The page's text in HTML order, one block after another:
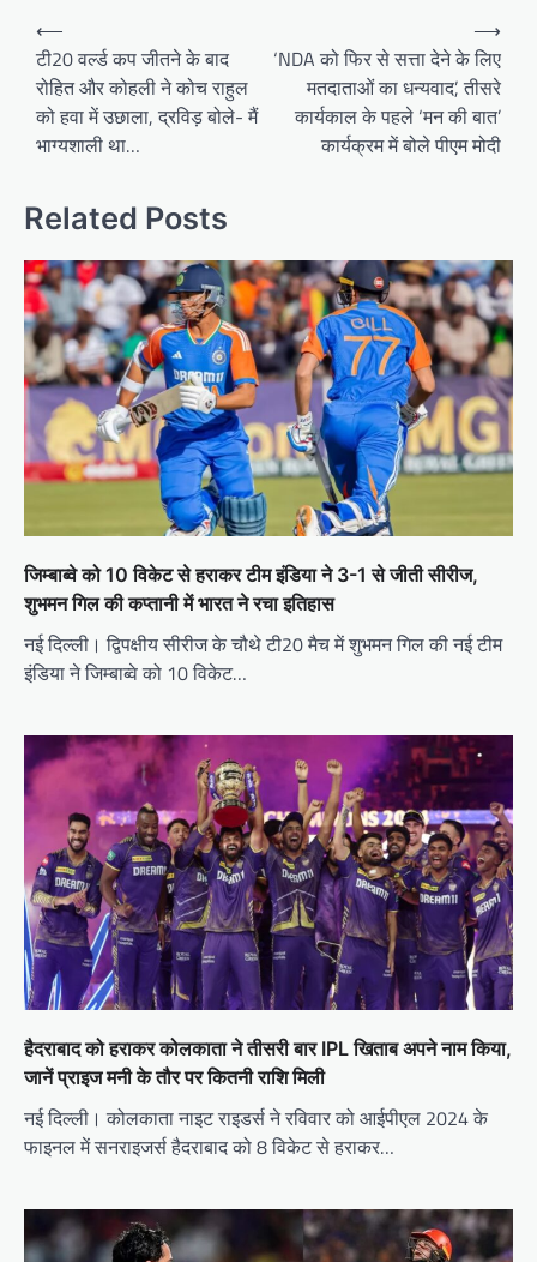
Post
navigation
⟵
टी20 वर्ल्ड कप जीतने के बाद
रोहित और कोहली ने कोच राहुल
को हवा में उछाला, द्रविड़ बोले- मैं
भाग्यशाली था…
‘NDA को फिर से सत्ता देने के लिए
मतदाताओं का धन्यवाद’, तीसरे
कार्यकाल के पहले ‘मन की बात’
कार्यक्रम में बोले पीएम मोदी
⟶
Related Posts
जिम्बाब्वे को 10 विकेट से हराकर टीम इंडिया ने 3-1 से जीती सीरीज,
शुभमन गिल की कप्तानी में भारत ने रचा इतिहास
नई दिल्ली। द्विपक्षीय सीरीज के चौथे टी20 मैच में शुभमन गिल की नई टीम
इंडिया ने जिम्बाब्वे को 10 विकेट…
हैदराबाद को हराकर कोलकाता ने तीसरी बार IPL खिताब अपने नाम किया,
जानें प्राइज मनी के तौर पर कितनी राशि मिली
नई दिल्ली। कोलकाता नाइट राइडर्स ने रविवार को आईपीएल 2024 के
फाइनल में सनराइजर्स हैदराबाद को 8 विकेट से हराकर…